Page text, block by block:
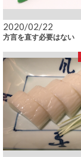
2020/02/22
方言を直す必要はない